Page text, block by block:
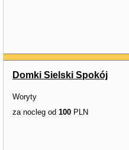
Domki Sielski Spokój
Woryty
za nocleg od 100 PLN